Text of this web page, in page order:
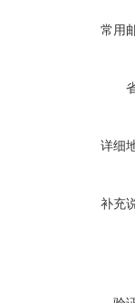
常用
详细
补充